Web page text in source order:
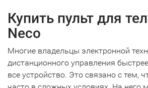
Купить пульт для
Neco
Многие владельцы электронной
дистанционного управления
все устройство. Это связано с тем,